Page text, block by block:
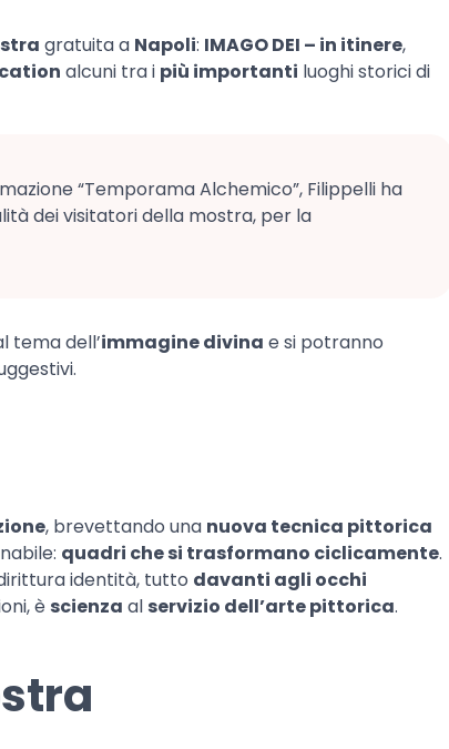
gratuita a Napoli: IMAGO DEI – in itinere,
alcuni tra i più importanti luoghi storici di
“Temporama Alchemico”, Filippelli ha
dei visitatori della mostra, per la
tema dell’immagine divina e si potranno
, brevettando una nuova tecnica pittorica
quadri che si trasformano ciclicamente.
identità, tutto davanti agli occhi
è scienza al servizio dell’arte pittorica.